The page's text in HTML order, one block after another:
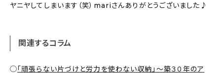
ヤニヤしてしまいます（笑）mariさんありがとうございました♪
関連するコラム
◯「頑張らない片づけと労力を使わない収納」〜築３０年のア